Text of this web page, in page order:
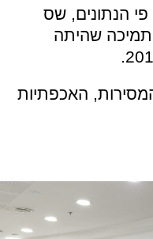
הנתונים, שס
שהיתה
.
האכפתיות